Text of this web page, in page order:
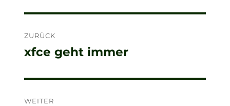
ZURÜCK
Vorheriger
xfce geht immer
WEITER